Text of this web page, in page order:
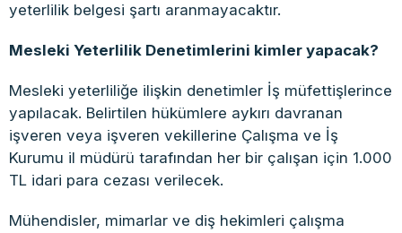
yeterlilik belgesi şartı aranmayacaktır.
Mesleki Yeterlilik Denetimlerini kimler yapacak?
Mesleki yeterliliğe ilişkin denetimler İş müfettişlerince
yapılacak. Belirtilen hükümlere aykırı davranan
işveren veya işveren vekillerine Çalışma ve İş
Kurumu il müdürü tarafından her bir çalışan için 1.000
TL idari para cezası verilecek.
Mühendisler, mimarlar ve diş hekimleri çalışma